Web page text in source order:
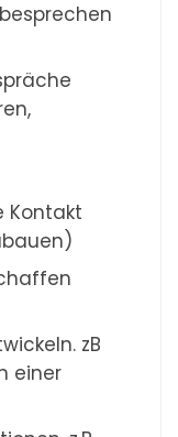
Kontakt
zB
einer